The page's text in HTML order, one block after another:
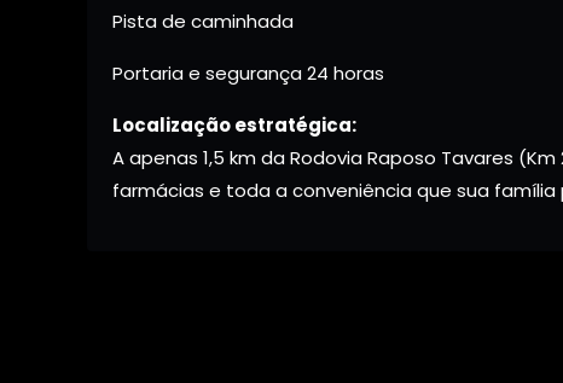
Pista de caminhada
Portaria e segurança 24 horas
Localização estratégica:
A apenas 1,5 km da Rodovia Raposo Tavares
farmácias e toda a conveniência que sua família